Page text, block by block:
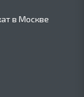
в Москве